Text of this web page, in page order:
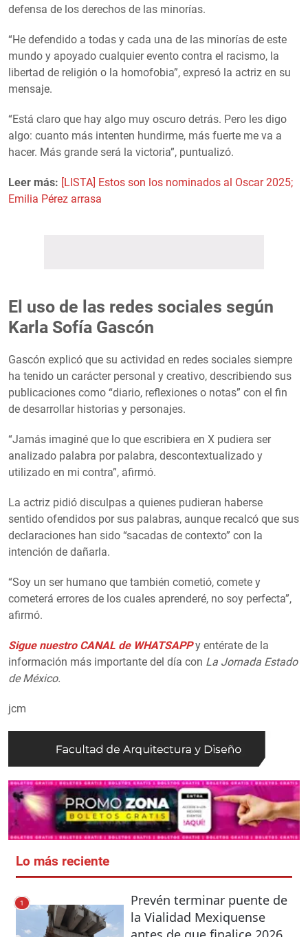
defensa de los derechos de las minorías.
“He defendido a todas y cada una de las minorías de este
mundo y apoyado cualquier evento contra el racismo, la
libertad de religión o la homofobia”, expresó la actriz en su
mensaje.
“Está claro que hay algo muy oscuro detrás. Pero les digo
algo: cuanto más intenten hundirme, más fuerte me va a
hacer. Más grande será la victoria”, puntualizó.
Leer más: [LISTA] Estos son los nominados al Oscar 2025;
Emilia Pérez arrasa
El uso de las redes sociales según
Karla Sofía Gascón
Gascón explicó que su actividad en redes sociales siempre
ha tenido un carácter personal y creativo, describiendo sus
publicaciones como “diario, reflexiones o notas” con el fin
de desarrollar historias y personajes.
“Jamás imaginé que lo que escribiera en X pudiera ser
analizado palabra por palabra, descontextualizado y
utilizado en mi contra”, afirmó.
La actriz pidió disculpas a quienes pudieran haberse
sentido ofendidos por sus palabras, aunque recalcó que sus
declaraciones han sido “sacadas de contexto” con la
intención de dañarla.
“Soy un ser humano que también cometió, comete y
cometerá errores de los cuales aprenderé, no soy perfecta”,
afirmó.
Sigue nuestro CANAL de WHATSAPP y entérate de la
información más importante del día con La Jornada Estado
de México.
jcm
Lo más reciente
1
Prevén terminar puente de
la Vialidad Mexiquense